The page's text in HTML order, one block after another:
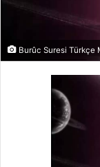
Burûc Suresi Türkçe